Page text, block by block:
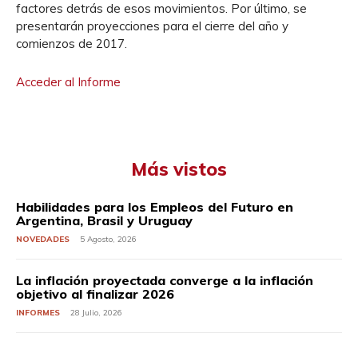
factores detrás de esos movimientos. Por último, se
presentarán proyecciones para el cierre del año y
comienzos de 2017.
Acceder al Informe
Más vistos
Habilidades para los Empleos del Futuro en
Argentina, Brasil y Uruguay
NOVEDADES 5 Agosto, 2026
La inflación proyectada converge a la inflación
objetivo al finalizar 2026
INFORMES 28 Julio, 2026